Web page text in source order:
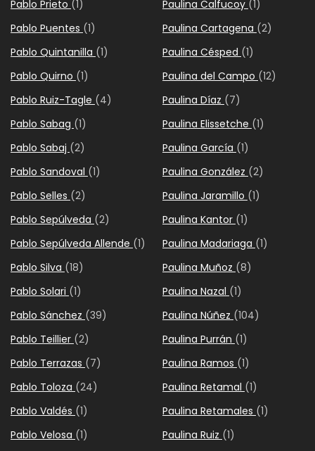
Pablo Prieto (1)
Pablo Puentes (1)
Pablo Quintanilla (1)
Pablo Quirno (1)
Pablo Ruiz-Tagle (4)
Pablo Sabag (1)
Pablo Sabaj (2)
Pablo Sandoval (1)
Pablo Selles (2)
Pablo Sepúlveda (2)
Pablo Sepúlveda Allende (1)
Pablo Silva (18)
Pablo Solari (1)
Pablo Sánchez (39)
Pablo Teillier (2)
Pablo Terrazas (7)
Pablo Toloza (24)
Pablo Valdés (1)
Pablo Velosa (1)
Paulina Calfucoy (1)
Paulina Cartagena (2)
Paulina Césped (1)
Paulina del Campo (12)
Paulina Díaz (7)
Paulina Elissetche (1)
Paulina García (1)
Paulina González (2)
Paulina Jaramillo (1)
Paulina Kantor (1)
Paulina Madariaga (1)
Paulina Muñoz (8)
Paulina Nazal (1)
Paulina Núñez (104)
Paulina Purrán (1)
Paulina Ramos (1)
Paulina Retamal (1)
Paulina Retamales (1)
Paulina Ruiz (1)